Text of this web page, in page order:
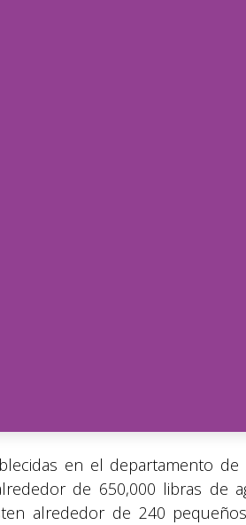
en el departamento de
de 650,000 libras de
alrededor de 240